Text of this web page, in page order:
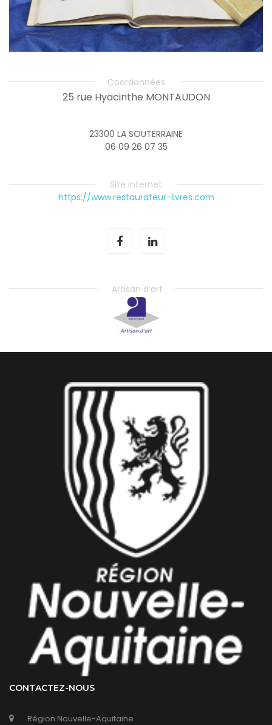
Coordonnées
25 rue Hyacinthe MONTAUDON
23300 LA SOUTERRAINE
06 09 26 07 35
Site internet
https://www.restaurateur-livres.com
Artisan d’art
CONTACTEZ-NOUS
Région Nouvelle-Aquitaine